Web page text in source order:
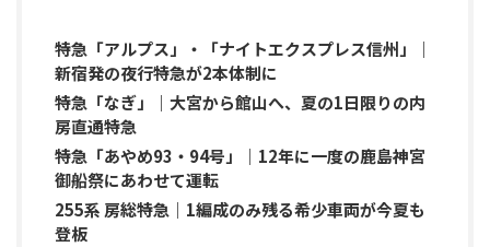
特急「アルプス」・「ナイトエクスプレス信州」｜
新宿発の夜行特急が2本体制に
特急「なぎ」｜大宮から館山へ、夏の1日限りの内
房直通特急
特急「あやめ93・94号」｜12年に一度の鹿島神宮
御船祭にあわせて運転
255系 房総特急｜1編成のみ残る希少車両が今夏も
登板